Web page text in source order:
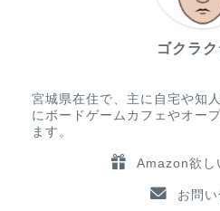
ゴクラ
宮城県在住で、主に自宅や知
にボードゲームカフェやオー
ます。
Amazon欲し
お問